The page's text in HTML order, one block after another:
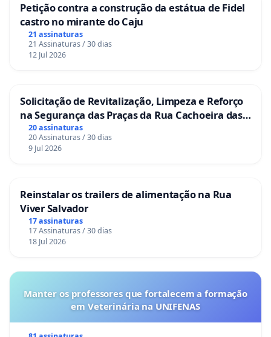
Petição contra a construção da estátua de Fidel
castro no mirante do Caju
21 assinaturas
21 Assinaturas / 30 dias
12 Jul 2026
Solicitação de Revitalização, Limpeza e Reforço
na Segurança das Praças da Rua Cachoeira das
Sete Ilhas
20 assinaturas
20 Assinaturas / 30 dias
9 Jul 2026
Reinstalar os trailers de alimentação na Rua
Viver Salvador
17 assinaturas
17 Assinaturas / 30 dias
18 Jul 2026
Manter os professores que fortalecem a formação
em Veterinária na UNIFENAS